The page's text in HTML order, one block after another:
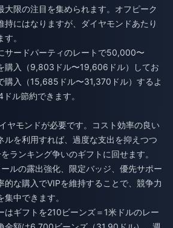
大限の注目を集められます。オフピーク
持にはなりますが、ダイヤモンドあたり
。
サードパーティのレートで50,000〜
購入（9,803ドル〜19,606ドル）してお
購入（15,685ドル〜31,370ドル）するよ
ル節約できます。
ヤモンドが必要です。コスト効率の良い
ルを利用すれば、過度な支出を抑えつつ
ランキング争いのギフトに回せます。
ルの露出強化、限定バッジ、優先サポー
的な購入でVIPを維持することで、競争力
中できます。
はギフトを210ビーンズ＝1米ドルのレー